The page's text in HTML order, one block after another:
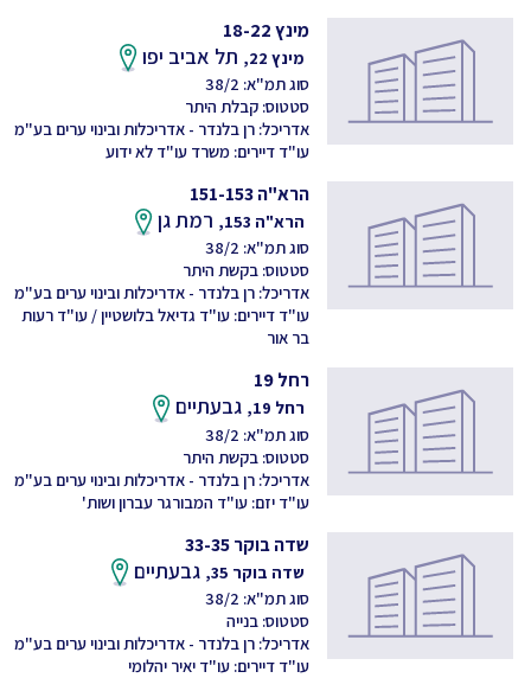
מינץ 18-22
מינץ 22, תל אביב יפו
סוג תמ"א: 38/2
סטטוס: קבלת היתר
אדריכל: רן בלנדר - אדריכלות ובינוי ערים בע"מ
עו"ד דיירים: משרד עו"ד לא ידוע
הרא"ה 151-153
הרא"ה 153, רמת גן
סוג תמ"א: 38/2
סטטוס: בקשת היתר
אדריכל: רן בלנדר - אדריכלות ובינוי ערים בע"מ
עו"ד דיירים: עו"ד גדיאל בלושטיין / עו"ד רעות
בר אור
רחל 19
רחל 19, גבעתיים
סוג תמ"א: 38/2
סטטוס: בקשת היתר
אדריכל: רן בלנדר - אדריכלות ובינוי ערים בע"מ
עו"ד יזם: עו"ד המבורגר עברון ושות'
שדה בוקר 33-35
שדה בוקר 35, גבעתיים
סוג תמ"א: 38/2
סטטוס: בנייה
אדריכל: רן בלנדר - אדריכלות ובינוי ערים בע"מ
עו"ד דיירים: עו"ד יאיר יהלומי